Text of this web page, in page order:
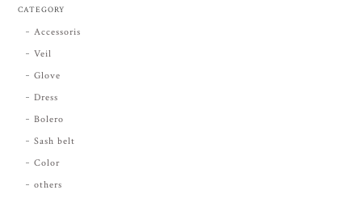
CATEGORY
Accessoris
Veil
Glove
Dress
Bolero
Sash belt
Color
others